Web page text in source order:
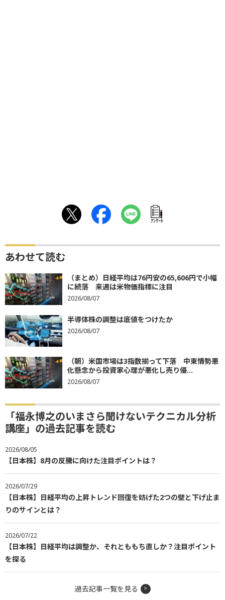
ｱﾝｹｰﾄ
あわせて読む
（まとめ）日経平均は76円安の65,606円で小幅
に続落 来週は米物価指標に注目
2026/08/07
半導体株の調整は底値をつけたか
2026/08/07
（朝）米国市場は3指数揃って下落 中東情勢悪
化懸念から投資家心理が悪化し売り優...
2026/08/07
「福永博之のいまさら聞けないテクニカル分析
講座」の過去記事を読む
2026/08/05
【日本株】8月の反騰に向けた注目ポイントは？
2026/07/29
【日本株】日経平均の上昇トレンド回復を妨げた2つの壁と下げ止ま
りのサインとは？
2026/07/22
【日本株】日経平均は調整か、それとももち直しか？注目ポイント
を探る
過去記事一覧を見る